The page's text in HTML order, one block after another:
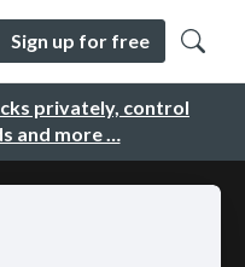
privately, control
and more …
Sign up for free